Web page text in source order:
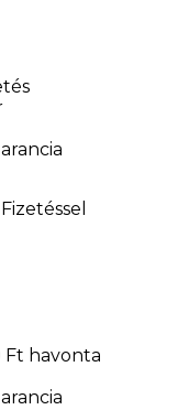
Ft havonta